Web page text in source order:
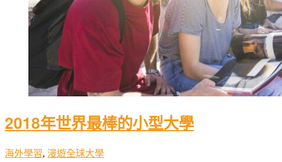
2018年世界最棒的小型大學
海外學習, 漫遊全球大學